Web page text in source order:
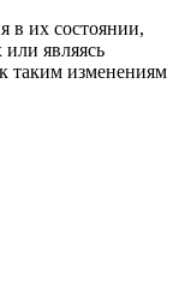
в их состоянии,
являясь
таким изменениям